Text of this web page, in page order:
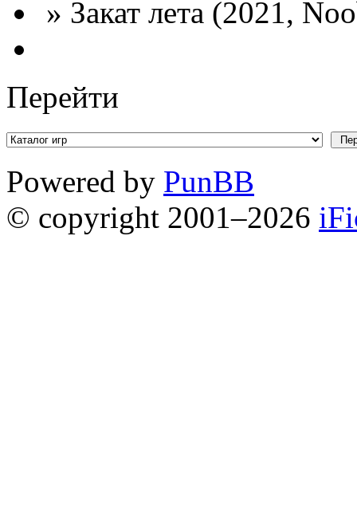
» Закат лета (2021,
Перейти
Powered by PunBB
© copyright 2001–2026